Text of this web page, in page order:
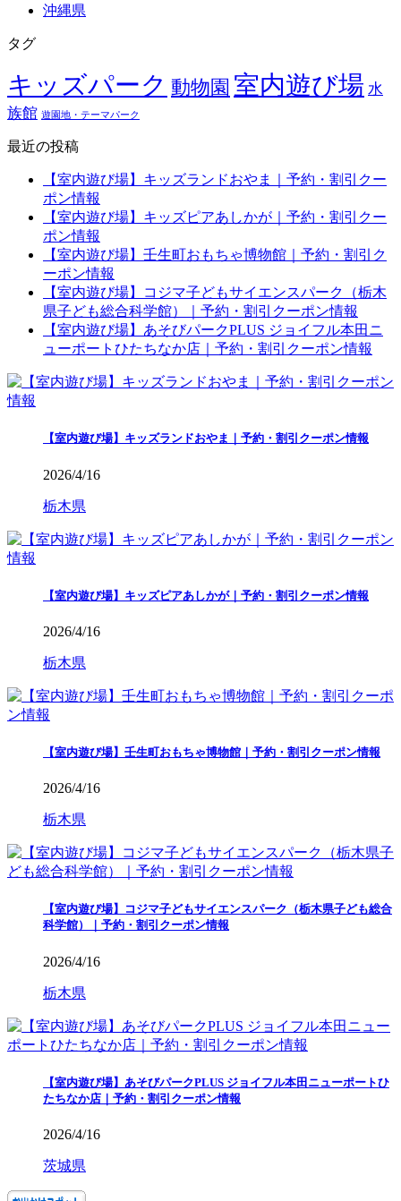
沖縄県
タグ
キッズパーク 動物園 室内遊び場 水
族館 遊園地・テーマパーク
最近の投稿
【室内遊び場】キッズランドおやま｜予約・割引クー
ポン情報
【室内遊び場】キッズピアあしかが｜予約・割引クー
ポン情報
【室内遊び場】壬生町おもちゃ博物館｜予約・割引ク
ーポン情報
【室内遊び場】コジマ子どもサイエンスパーク（栃木
県子ども総合科学館）｜予約・割引クーポン情報
【室内遊び場】あそびパークPLUS ジョイフル本田ニ
ューポートひたちなか店｜予約・割引クーポン情報
【室内遊び場】キッズランドおやま｜予約・割引クーポン情報
2026/4/16
栃木県
【室内遊び場】キッズピアあしかが｜予約・割引クーポン情報
2026/4/16
栃木県
【室内遊び場】壬生町おもちゃ博物館｜予約・割引クーポン情報
2026/4/16
栃木県
【室内遊び場】コジマ子どもサイエンスパーク（栃木県子ども総合
科学館）｜予約・割引クーポン情報
2026/4/16
栃木県
【室内遊び場】あそびパークPLUS ジョイフル本田ニューポートひ
たちなか店｜予約・割引クーポン情報
2026/4/16
茨城県